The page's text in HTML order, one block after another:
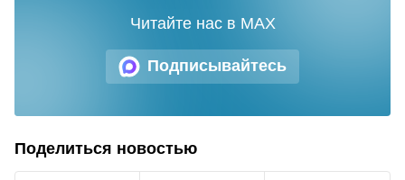
Подписывайтесь
Читайте нас в MAX
Поделиться новостью